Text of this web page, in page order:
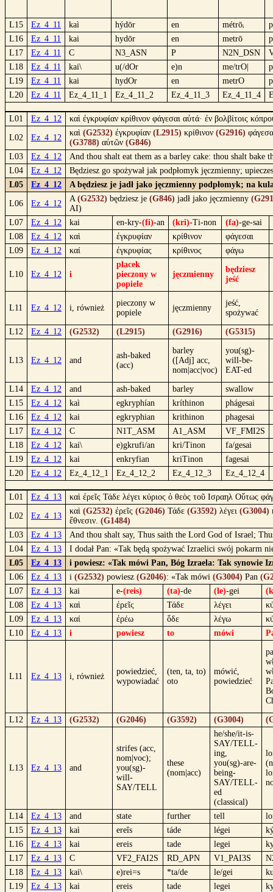
L15 Ez_4_11 kaì hýdōr en métrōᵢ
L16
Ez_4_11 kai hydōr en metrō
L17
Ez_4_11 C N3_ASN P N2N_DSN
L18
Ez_4_11 kai\ u(/dOr e)n me/trO|
L19
Ez_4_11 kai hydOr en metrO
L20
Ez_4_11 Ez_4_11_1 Ez_4_11_2 Ez_4_11_3 Ez_4_11_4
L01 Ez_4_12 καὶ ἐγκρυφίαν κρίθινον φάγεσαι αὐτά· ἐν βολβίτοις
L02 Ez_4_12
καὶ (G2532) ἐγκρυφίαν (L2915) κρίθινον (G2916)
(G3788) αὐτῶν (G846)
L03
Ez_4_12
And thou shalt eat them as a barley cake: thou shalt
L04
Ez_4_12
Będziesz go spożywał jak podpłomyk jęczmienny;
L05
Ez_4_12 A będziesz je jadł jako jęczmienny podpłomyk; na
L06 Ez_4_12
A (G2532) będziesz je (G846) jadł jako jęczmienny
AI)
L07
Ez_4_12 kai en-kry-(fi)-an (kri)-Ti-non (fa)-ge-sai
L08
Ez_4_12 καὶ ἐγκρυφίαν κρίθινον
φάγεσαι
L09
Ez_4_12 καί ἐγκρυφίας κρίθινος φάγω
L10 Ez_4_12 i
placek
pieczony w
popiele
jęczmienny
będziesz
jeść
L11 Ez_4_12 i, również
pieczony w
popiele
jęczmienny
jeść,
spożywać
L12 Ez_4_12 (G2532) (L2915) (G2916) (G5315)
L13 Ez_4_12 and
ash-baked
(acc)
barley
([Adj] acc,
nom|acc|voc)
you(sg)-
will-be-
EAT-ed
L14 Ez_4_12 and ash-baked barley
swallow
L15
Ez_4_12 kaì egkryphían kríthinon
phágesai
L16
Ez_4_12 kai egkryphian krithinon
phagesai
L17
Ez_4_12 C N1T_ASM A1_ASM
VF_FMI2S
L18
Ez_4_12 kai\ e)gkrufi/an kri/Tinon
fa/gesai
L19
Ez_4_12 kai enkryfian kriTinon
fagesai
L20
Ez_4_12 Ez_4_12_1 Ez_4_12_2 Ez_4_12_3 Ez_4_12_4
L01 Ez_4_13 καὶ ἐρεῖς Τάδε λέγει κύριος ὁ θεὸς τοῦ Ισραηλ Οὕτως
L02 Ez_4_13
καὶ (G2532) ἐρεῖς (G2046) Τάδε (G3592) λέγει (G3004)
ἔθνεσιν. (G1484)
L03
Ez_4_13
And thou shalt say, Thus saith the Lord God of Israel;
L04
Ez_4_13
I dodał Pan: «Tak będą spożywać Izraelici swój pokarm
L05
Ez_4_13
i powiesz: «Tak mówi Pan, Bóg Izraela: Tak synowie
L06
Ez_4_13 i (G2532) powiesz (G2046): «Tak mówi (G3004) Pan
L07
Ez_4_13 kai e-(reis) (ta)-de (le)-gei
L08
Ez_4_13 καὶ ἐρεῖς Τάδε λέγει
L09
Ez_4_13 καί ἐρέω ὅδε λέγω
L10
Ez_4_13 i powiesz to mówi
L11 Ez_4_13 i, również
powiedzieć,
wypowiadać
(ten, ta, to)
oto
mówić,
powiedzieć
L12 Ez_4_13 (G2532) (G2046) (G3592) (G3004)
L13 Ez_4_13 and
strifes (acc,
nom|voc);
you(sg)-
will-
SAY/TELL
these
(nom|acc)
he/she/it-is-
SAY/TELL-
ing,
you(sg)-are-
being-
SAY/TELL-
ed
(classical)
L14 Ez_4_13 and state further tell
L15
Ez_4_13 kaì ereîs táde légei
L16
Ez_4_13 kai ereis tade legei
L17
Ez_4_13 C VF2_FAI2S RD_APN V1_PAI3S
L18
Ez_4_13 kai\ e)rei=s *ta/de le/gei
L19
Ez_4_13 kai ereis tade legei